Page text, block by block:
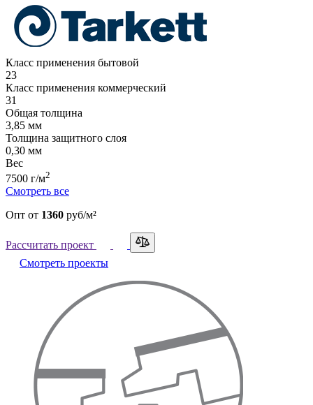
Класс применения бытовой
23
Класс применения коммерческий
31
Общая толщина
3,85 мм
Толщина защитного слоя
0,30 мм
Вес
7500 г/м2
Смотреть все
Опт от 1360 руб/м²
Рассчитать проект
Смотреть проекты